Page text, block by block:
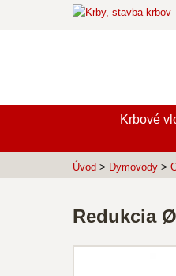
Krbové
Úvod > Dymovody >
Redukcia